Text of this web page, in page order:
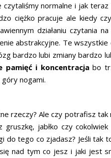
normalne i jak
ciężko pracuje ale kiedy
działaniu czytania
abstrakcyjne. Te wszystkie
bardzo lubi zmiany bardzo
pamięć i koncentracjabo
nogami.
rzeczy? Ale czy potrafisz tak
jabłko czy
do tego co zjadasz? Jeśli tak
nad tym co jesz i jaki jest